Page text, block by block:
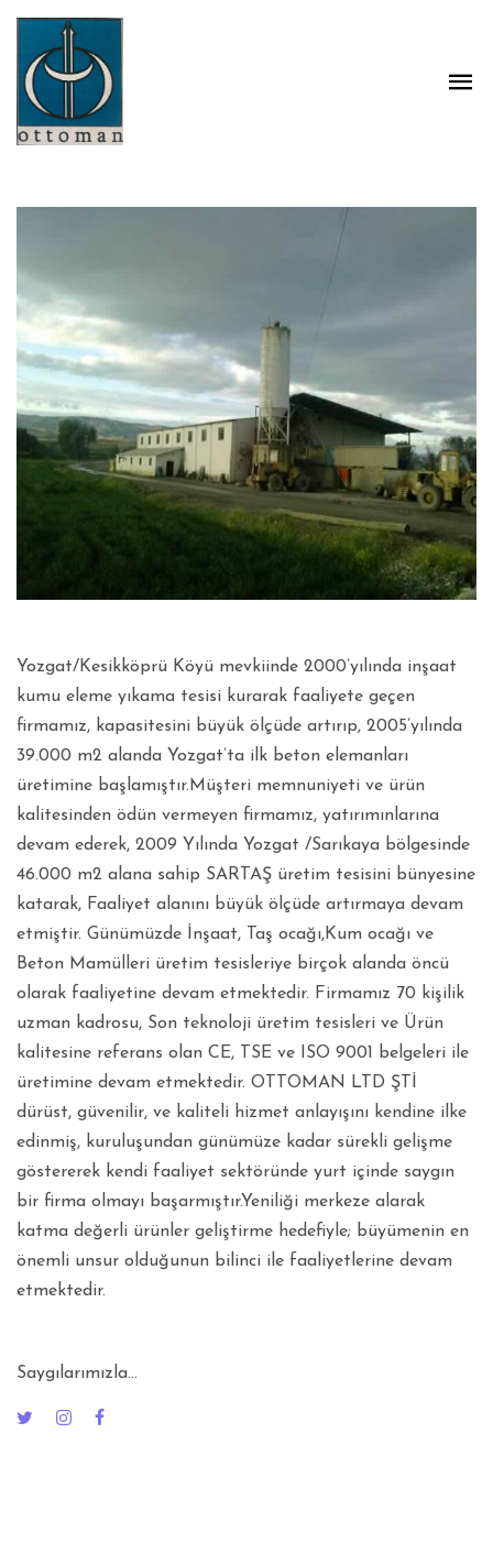
Yozgat/Kesikköprü Köyü mevkiinde 2000’yılında inşaat
kumu eleme yıkama tesisi kurarak faaliyete geçen
firmamız, kapasitesini büyük ölçüde artırıp, 2005’yılında
39.000 m2 alanda Yozgat’ta ilk beton elemanları
üretimine başlamıştır.Müşteri memnuniyeti ve ürün
kalitesinden ödün vermeyen firmamız, yatırımınlarına
devam ederek, 2009 Yılında Yozgat /Sarıkaya bölgesinde
46.000 m2 alana sahip SARTAŞ üretim tesisini bünyesine
katarak, Faaliyet alanını büyük ölçüde artırmaya devam
etmiştir. Günümüzde İnşaat, Taş ocağı,Kum ocağı ve
Beton Mamülleri üretim tesisleriye birçok alanda öncü
olarak faaliyetine devam etmektedir. Firmamız 70 kişilik
uzman kadrosu, Son teknoloji üretim tesisleri ve Ürün
kalitesine referans olan CE, TSE ve ISO 9001 belgeleri ile
üretimine devam etmektedir. OTTOMAN LTD ŞTİ
dürüst, güvenilir, ve kaliteli hizmet anlayışını kendine ilke
edinmiş, kuruluşundan günümüze kadar sürekli gelişme
göstererek kendi faaliyet sektöründe yurt içinde saygın
bir firma olmayı başarmıştır.Yeniliği merkeze alarak
katma değerli ürünler geliştirme hedefiyle; büyümenin en
önemli unsur olduğunun bilinci ile faaliyetlerine devam
etmektedir.
Saygılarımızla...